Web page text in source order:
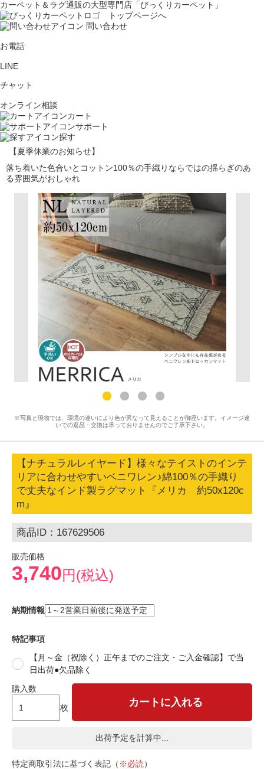
カーペット＆ラグ通販の大型専門店「びっくりカーペット」
問い合わせ
お電話
LINE
チャット
オンライン相談
カート
サポート
探す
【夏季休業のお知らせ】
落ち着いた色合いとコットン100％の手織りならではの揺らぎのあ
る雰囲気がおしゃれ
※写真と現物では、環境の違いにより色が異なって見えることが御座います。イメージ違
いでの返品・交換は承っておりませんのでご了承下さい。
【ナチュラルレイヤード】様々なテイストのインテ
リアに合わせやすいベニワレン♪綿100％の手織り
で丈夫なインド製ラグマット『メリカ 約50x120c
m』
商品ID：167629506
販売価格
3,740円(税込)
納期情報
特記事項
【月～金（祝除く）正午までのご注文・ご入金確認】で当
日出荷●欠品除く
購入数
枚
カートに入れる
出荷予定を計算中...
特定商取引法に基づく表記（ ※必読）